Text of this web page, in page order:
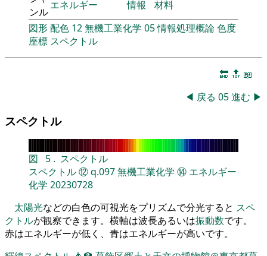
ンル
エネルギー 情報
材料
図形配色 12無機工業化学 05情報処理概論色度
座標 スペクトル
🔚 🔝 📖
◀ 戻る 05進む ▶
スペクトル
図 5 . スペクトル
スペクトル⑫q.097無機工業化学 ⑭ エネルギー
化学 20230728
太陽光などの白色の可視光をプリズムで分光すると スペ
クトルが観察できます。横軸は波長あるいは振動数です。
赤はエネルギーが低く、青はエネルギーが高いです。